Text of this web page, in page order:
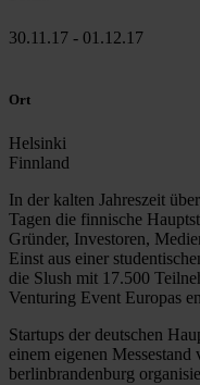
30.11.17 - 01.12.17
Ort
Helsinki
Finnland
In der kalten Jahreszeit
Tagen die finnische
Gründer, Investoren,
Einst aus einer
die Slush mit 17.500
Venturing Event Europas
Startups der deutschen
einem eigenen
berlinbrandenburg